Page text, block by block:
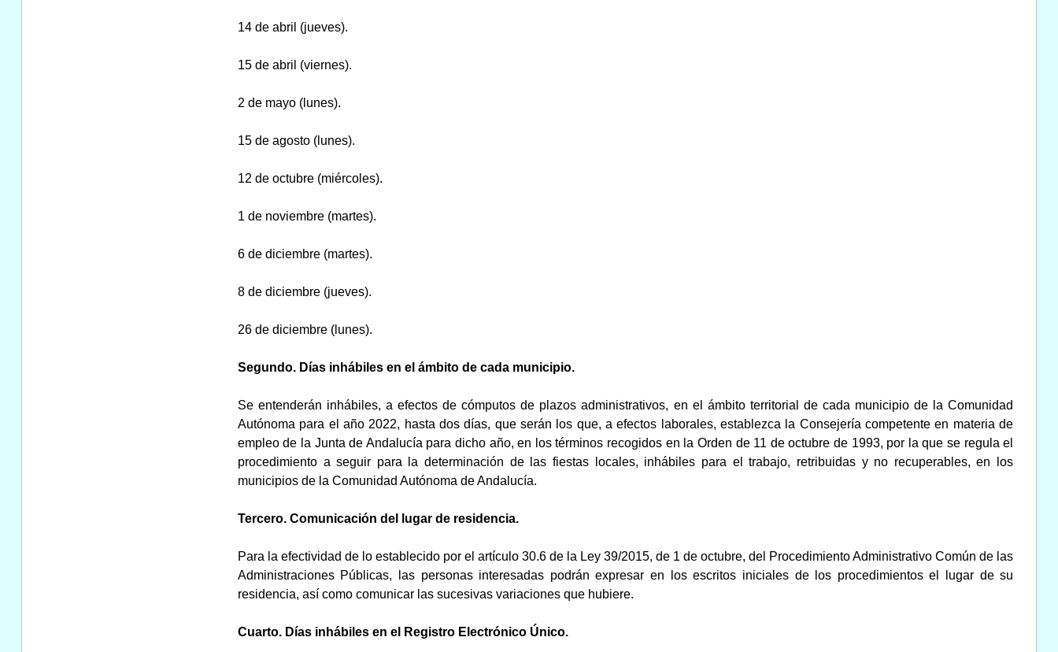
14 de abril (jueves).
15 de abril (viernes).
2 de mayo (lunes).
15 de agosto (lunes).
12 de octubre (miércoles).
1 de noviembre (martes).
6 de diciembre (martes).
8 de diciembre (jueves).
26 de diciembre (lunes).
Segundo. Días inhábiles en el ámbito de cada municipio.
Se entenderán inhábiles, a efectos de cómputos de plazos administrativos, en el ámbito territorial de cada municipio de la Comunidad
Autónoma para el año 2022, hasta dos días, que serán los que, a efectos laborales, establezca la Consejería competente en materia de
empleo de la Junta de Andalucía para dicho año, en los términos recogidos en la Orden de 11 de octubre de 1993, por la que se regula el
procedimiento a seguir para la determinación de las fiestas locales, inhábiles para el trabajo, retribuidas y no recuperables, en los
municipios de la Comunidad Autónoma de Andalucía.
Tercero. Comunicación del lugar de residencia.
Para la efectividad de lo establecido por el artículo 30.6 de la Ley 39/2015, de 1 de octubre, del Procedimiento Administrativo Común de las
Administraciones Públicas, las personas interesadas podrán expresar en los escritos iniciales de los procedimientos el lugar de su
residencia, así como comunicar las sucesivas variaciones que hubiere.
Cuarto. Días inhábiles en el Registro Electrónico Único.